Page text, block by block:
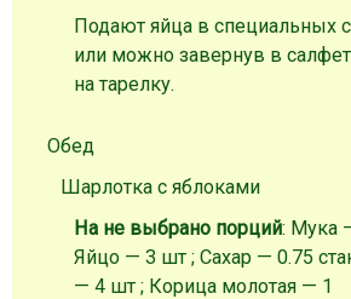
Подают яйца в специальных
или можно завернув в
на тарелку.
Обед
Шарлотка с яблоками
На не выбрано порций: Мука
Яйцо — 3 шт ; Сахар — 0.75
— 4 шт ; Корица молотая — 1